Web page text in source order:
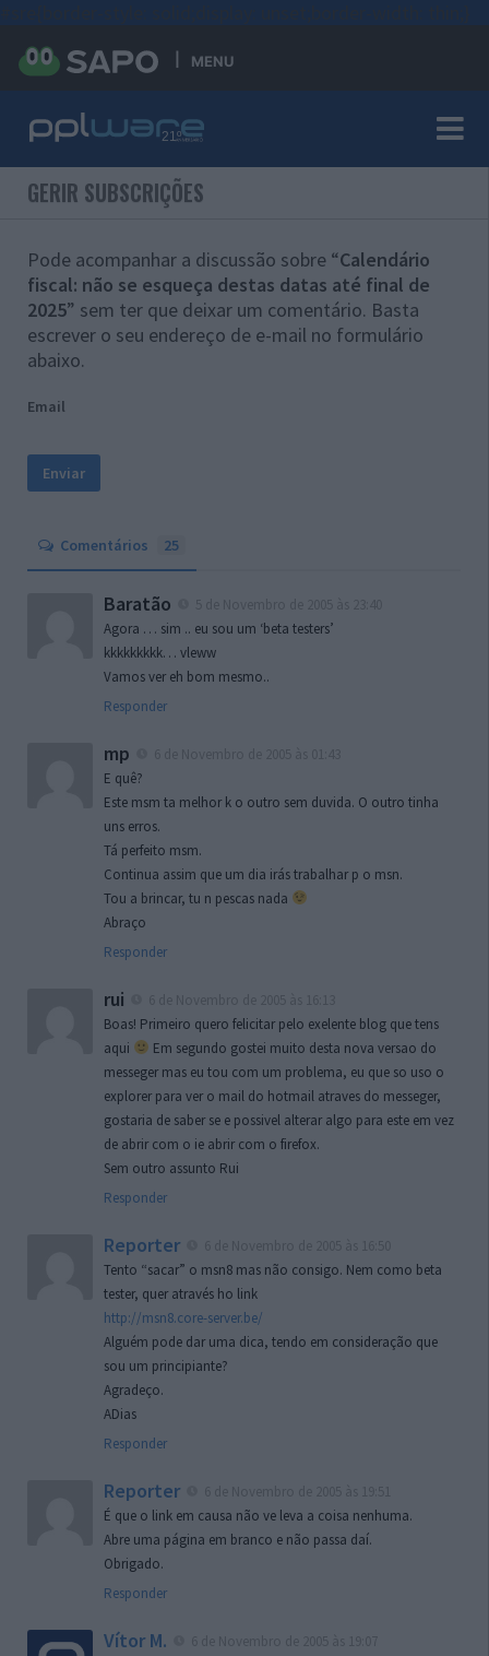
MENU
GERIR SUBSCRIÇÕES
Pode acompanhar a discussão sobre “Calendário
fiscal: não se esqueça destas datas até final de
2025” sem ter que deixar um comentário. Basta
escrever o seu endereço de e-mail no formulário
abaixo.
Email
Comentários 25
Baratão
Agora … sim .. eu sou um ‘beta testers’
kkkkkkkkk… vleww
Vamos ver eh bom mesmo..
Responder
mp
E quê?
Este msm ta melhor k o outro sem duvida. O outro tinha
uns erros.
Tá perfeito msm.
Continua assim que um dia irás trabalhar p o msn.
Tou a brincar, tu n pescas nada
Abraço
Responder
rui
Boas! Primeiro quero felicitar pelo exelente blog que tens
aqui
Em segundo gostei muito desta nova versao do
messeger mas eu tou com um problema, eu que so uso o
explorer para ver o mail do hotmail atraves do messeger,
gostaria de saber se e possivel alterar algo para este em vez
de abrir com o ie abrir com o firefox.
Sem outro assunto Rui
Responder
Reporter
Tento “sacar” o msn8 mas não consigo. Nem como beta
tester, quer através ho link
http://msn8.core-server.be/
Alguém pode dar uma dica, tendo em consideração que
sou um principiante?
Agradeço.
ADias
Responder
Reporter
É que o link em causa não ve leva a coisa nenhuma.
Abre uma página em branco e não passa daí.
Obrigado.
Responder
Vítor M.